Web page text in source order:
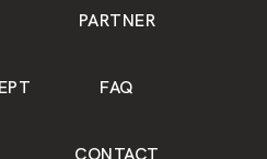
PARTNER
FAQ
CONTACT